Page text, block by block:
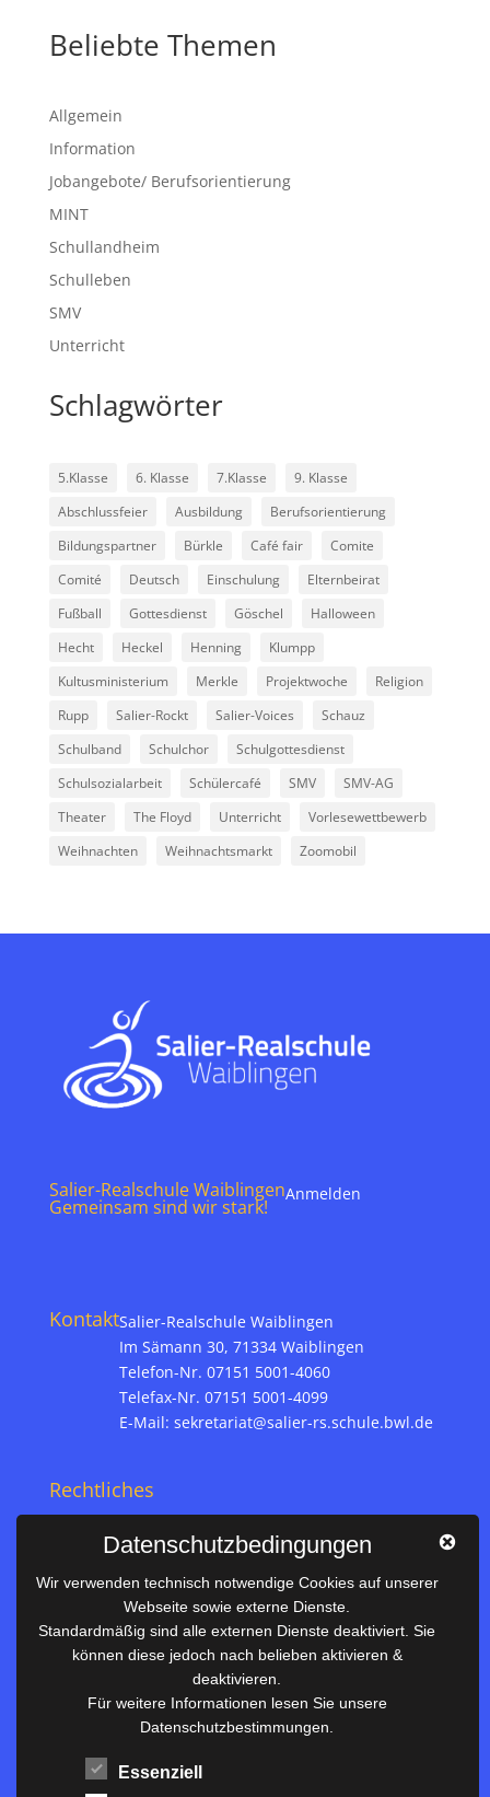
Beliebte Themen
Allgemein
Information
Jobangebote/ Berufsorientierung
MINT
Schullandheim
Schulleben
SMV
Unterricht
Schlagwörter
5.Klasse 6. Klasse 7.Klasse
9. Klasse
Abschlussfeier
Ausbildung
Berufsorientierung
Bildungspartner
Bürkle Café fair
Comite
Comité
Deutsch Einschulung
Elternbeirat
Fußball
Gottesdienst Göschel
Halloween
Hecht
Heckel Henning
Klumpp
Kultusministerium
Merkle Projektwoche
Religion
Rupp
Salier-Rockt Salier-Voices
Schauz
Schulband
Schulchor
Schulgottesdienst
Schulsozialarbeit
Schülercafé SMV
SMV-AG
Theater
The Floyd Unterricht
Vorlesewettbewerb
Weihnachten
Weihnachtsmarkt Zoomobil
Salier-Realschule Waiblingen
Gemeinsam sind wir stark!
Anmelden
KontaktSalier-Realschule Waiblingen
Im Sämann 30, 71334 Waiblingen
Telefon-Nr. 07151 5001-4060
Telefax-Nr. 07151 5001-4099
E-Mail: sekretariat@salier-rs.schule.bwl.de
Rechtliches
Datenschutz
Nützliches
Vertretungsplan
Unterrichtszeiten
Downloadbereich
Terminkalender
Datenschutzbedingungen
Wir verwenden technisch notwendige Cookies auf unserer
Webseite sowie externe Dienste.
Standardmäßig sind alle externen Dienste deaktiviert. Sie
können diese jedoch nach belieben aktivieren &
deaktivieren.
Für weitere Informationen lesen Sie unsere
Datenschutzbestimmungen.
Essenziell